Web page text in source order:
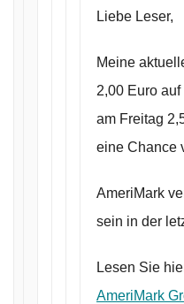
Liebe Leser,
Meine
2,00 Euro
am Freitag
eine Chance
AmeriMark
sein in der
Lesen Sie
AmeriMark